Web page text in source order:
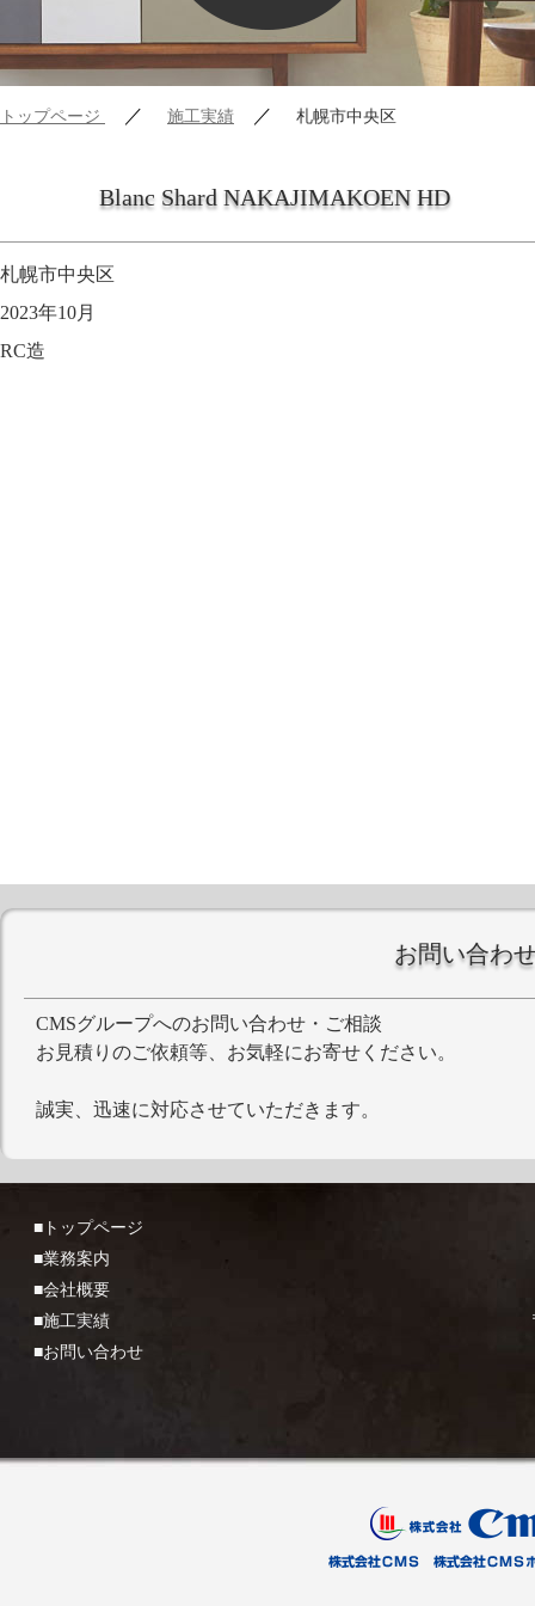
トップページ ／ 施工実績 ／ 札幌市中央区
Blanc Shard NAKAJIMAKOEN HD
札幌市中央区
2023年10月
RC造
お問い合わ
CMSグループへのお問い合わせ・ご相談
お見積りのご依頼等、お気軽にお寄せください。
誠実、迅速に対応させていただきます。
■トップページ
■業務案内
■会社概要
■施工実績
■お問い合わせ